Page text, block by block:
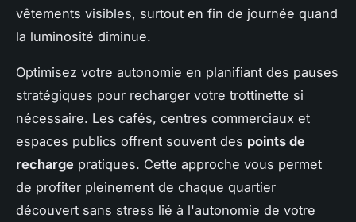
vêtements visibles, surtout en fin de journée quand
la luminosité diminue.
Optimisez votre autonomie en planifiant des pauses
stratégiques pour recharger votre trottinette si
nécessaire. Les cafés, centres commerciaux et
espaces publics offrent souvent des points de
recharge pratiques. Cette approche vous permet
de profiter pleinement de chaque quartier
découvert sans stress lié à l'autonomie de votre